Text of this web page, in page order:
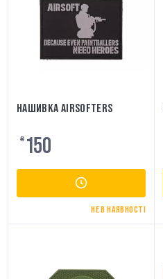
НАШИВКА AIRSOFTERS
₴ 150
НЕ В НАЯВНОСТІ